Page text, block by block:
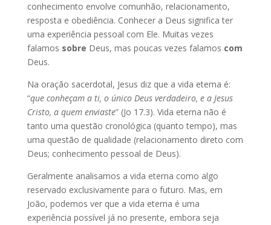
conhecimento envolve comunhão, relacionamento,
resposta e obediência. Conhecer a Deus significa ter
uma experiência pessoal com Ele. Muitas vezes
falamos sobre Deus, mas poucas vezes falamos com
Deus.
Na oração sacerdotal, Jesus diz que a vida eterna é:
“que conheçam a ti, o único Deus verdadeiro, e a Jesus
Cristo, a quem enviaste” (Jo 17.3). Vida eterna não é
tanto uma questão cronológica (quanto tempo), mas
uma questão de qualidade (relacionamento direto com
Deus; conhecimento pessoal de Deus).
Geralmente analisamos a vida eterna como algo
reservado exclusivamente para o futuro. Mas, em
João, podemos ver que a vida eterna é uma
experiência possível já no presente, embora seja